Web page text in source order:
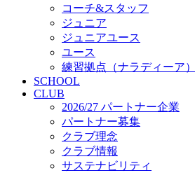
コーチ&スタッフ
ジュニア
ジュニアユース
ユース
練習拠点（ナラディーア）
SCHOOL
CLUB
2026/27 パートナー企業
パートナー募集
クラブ理念
クラブ情報
サステナビリティ